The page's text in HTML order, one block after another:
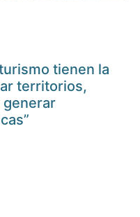
tienen la
territorios,